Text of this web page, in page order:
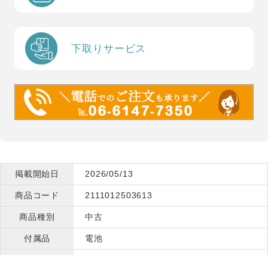
下取りサービス
掲載開始日 2026/05/13
商品コード 2111012503613
商品種別 中古
付属品 電池